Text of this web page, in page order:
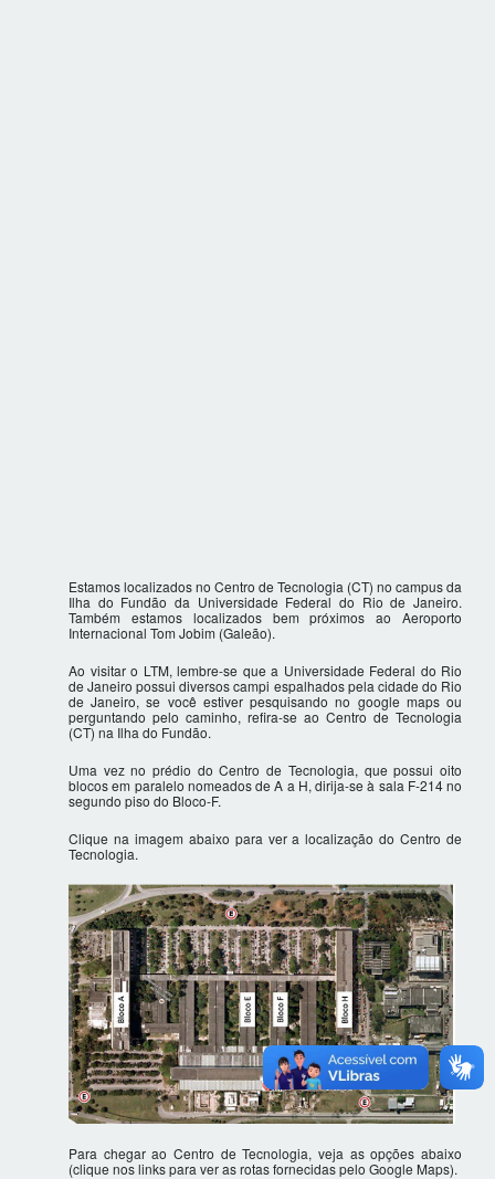
Estamos localizados no Centro de Tecnologia (CT) no campus da
Ilha do Fundão da Universidade Federal do Rio de Janeiro.
Também estamos localizados bem próximos ao Aeroporto
Internacional Tom Jobim (Galeão).
Ao visitar o LTM, lembre-se que a Universidade Federal do Rio
de Janeiro possui diversos campi espalhados pela cidade do Rio
de Janeiro, se você estiver pesquisando no google maps ou
perguntando pelo caminho, refira-se ao Centro de Tecnologia
(CT) na Ilha do Fundão.
Uma vez no prédio do Centro de Tecnologia, que possui oito
blocos em paralelo nomeados de A a H, dirija-se à sala F-214 no
segundo piso do Bloco-F.
Clique na imagem abaixo para ver a localização do Centro de
Tecnologia.
Para chegar ao Centro de Tecnologia, veja as opções abaixo
(clique nos links para ver as rotas fornecidas pelo Google Maps).